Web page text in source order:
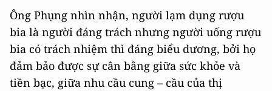
Ông Phụng nhìn nhận, người lạm dụng rượu
bia là người đáng trách nhưng người uống rượu
bia có trách nhiệm thì đáng biểu dương, bởi họ
đảm bảo được sự cân bằng giữa sức khỏe và
tiền bạc, giữa nhu cầu cung – cầu của thị